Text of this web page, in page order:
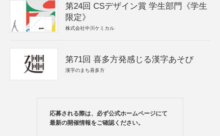
第24回 CSデザイン賞 学生部門《学生
限定》
株式会社中川ケミカル
第71回 喜多方発感じる漢字あそび
漢字のまち喜多方
応募される際は、必ず公式ホームページにて
最新の開催情報をご確認ください。